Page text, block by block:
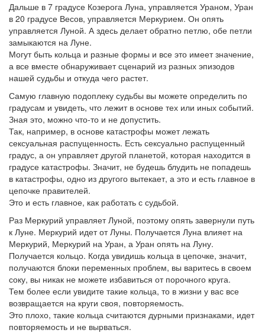
Дальше в 7 градусе Козерога Луна, управляется Ураном, Уран
в 20 градусе Весов, управляется Меркурием. Он опять
управляется Луной. А здесь делает обратно петлю, обе петли
замыкаются на Луне.
Могут быть кольца и разные формы и все это имеет значение,
а все вместе обнаруживает сценарий из разных эпизодов
нашей судьбы и откуда чего растет.
Самую главную подоплеку судьбы вы можете определить по
градусам и увидеть, что лежит в основе тех или иных событий.
Зная это, можно что-то и не допустить.
Так, например, в основе катастрофы может лежать
сексуальная распущенность. Есть сексуально распущенный
градус, а он управляет другой планетой, которая находится в
градусе катастрофы. Значит, не будешь блудить не попадешь
в катастрофы, одно из другого вытекает, а это и есть главное в
цепочке правителей.
Это и есть главное, как работать с судьбой.
Раз Меркурий управляет Луной, поэтому опять завернули путь
к Луне. Меркурий идет от Луны. Получается Луна влияет на
Меркурий, Меркурий на Уран, а Уран опять на Луну.
Получается кольцо. Когда увидишь кольца в цепочке, значит,
получаются блоки переменных проблем, вы варитесь в своем
соку, вы никак не можете избавиться от порочного круга.
Тем более если увидите такие кольца, то в жизни у вас все
возвращается на круги своя, повторяемость.
Это плохо, такие кольца считаются дурными признаками, идет
повторяемость и не вырваться.